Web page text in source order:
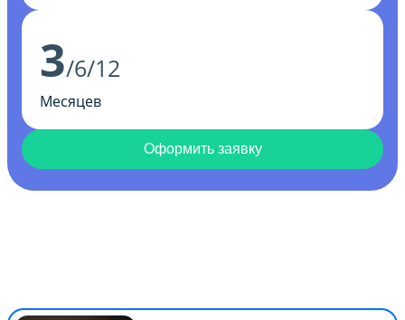
3/6/12
Месяцев
Оформить заявку